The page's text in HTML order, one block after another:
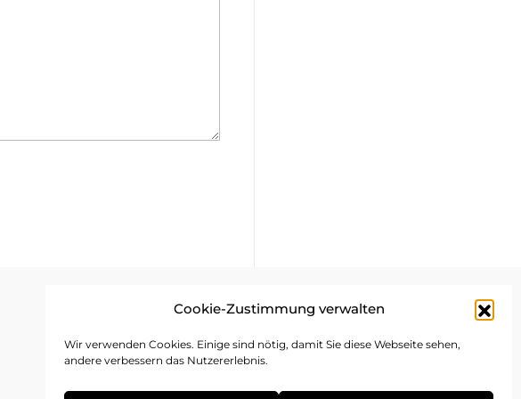
Cookie-Zustimmung verwalten
Wir verwenden Cookies. Einige sind nötig, damit Sie diese Webseite sehen,
andere verbessern das Nutzererlebnis.
Datenschutz